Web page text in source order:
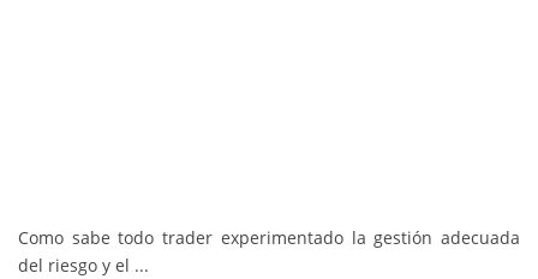
Como sabe todo trader experimentado la gestión adecuada
del riesgo y el ...